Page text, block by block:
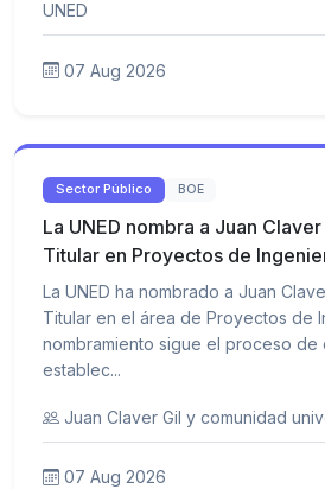
UNED
07 Aug 2026
Sector Público BOE
La UNED nombra a Juan
Titular en Proyectos de
La UNED ha nombrado a Juan
Titular en el área de Proyectos de
nombramiento sigue el proceso de
establec...
Juan Claver Gil y comunidad
07 Aug 2026